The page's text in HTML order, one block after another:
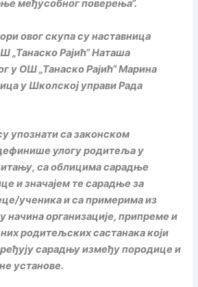
међусобног поверења“.
овог скупа су наставница
„Танаско Рајић“ Наташа
у ОШ „Танаско Рајић“ Марина
у Школској управи Рада
упознати са законском
улогу родитеља у
са облицима сарадње
и значајем те сарадње за
ученика и са примерима из
начина организације, припреме и
родитељских састанака који
сарадњу између породице и
установе.